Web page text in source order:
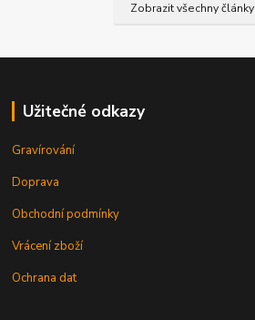
Zobrazit všechny články
Užitečné odkazy
Gravírování
Doprava
Obchodní podmínky
Vrácení zboží
Ochrana dat